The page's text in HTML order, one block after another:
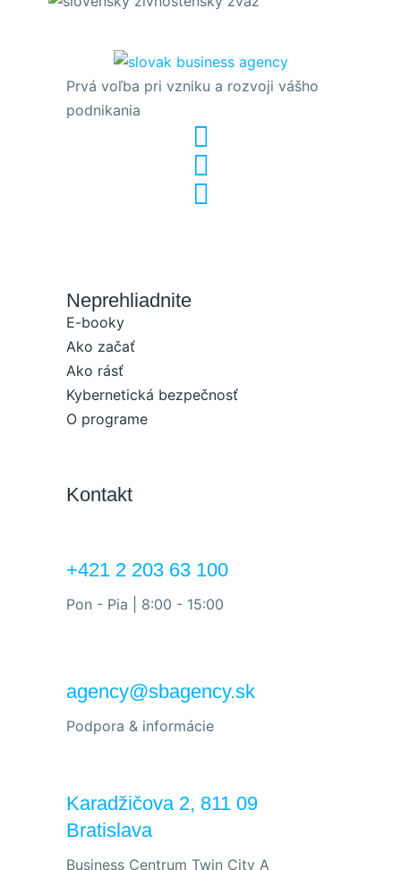
Prvá voľba pri vzniku a rozvoji vášho
podnikania
Neprehliadnite
E-booky
Ako začať
Ako rásť
Kybernetická bezpečnosť
O programe
Kontakt
+421 2 203 63 100
Pon - Pia | 8:00 - 15:00
agency@sbagency.sk
Podpora & informácie
Karadžičova 2, 811 09
Bratislava
Business Centrum Twin City A